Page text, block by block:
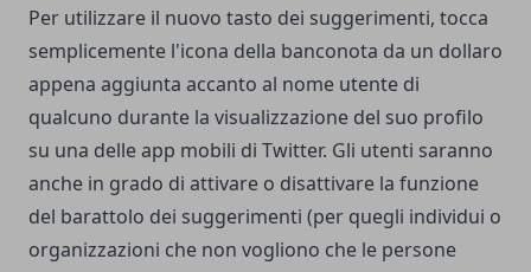
Per utilizzare il nuovo tasto dei suggerimenti, tocca
semplicemente l'icona della banconota da un dollaro
appena aggiunta accanto al nome utente di
qualcuno durante la visualizzazione del suo profilo
su una delle app mobili di Twitter. Gli utenti saranno
anche in grado di attivare o disattivare la funzione
del barattolo dei suggerimenti (per quegli individui o
organizzazioni che non vogliono che le persone